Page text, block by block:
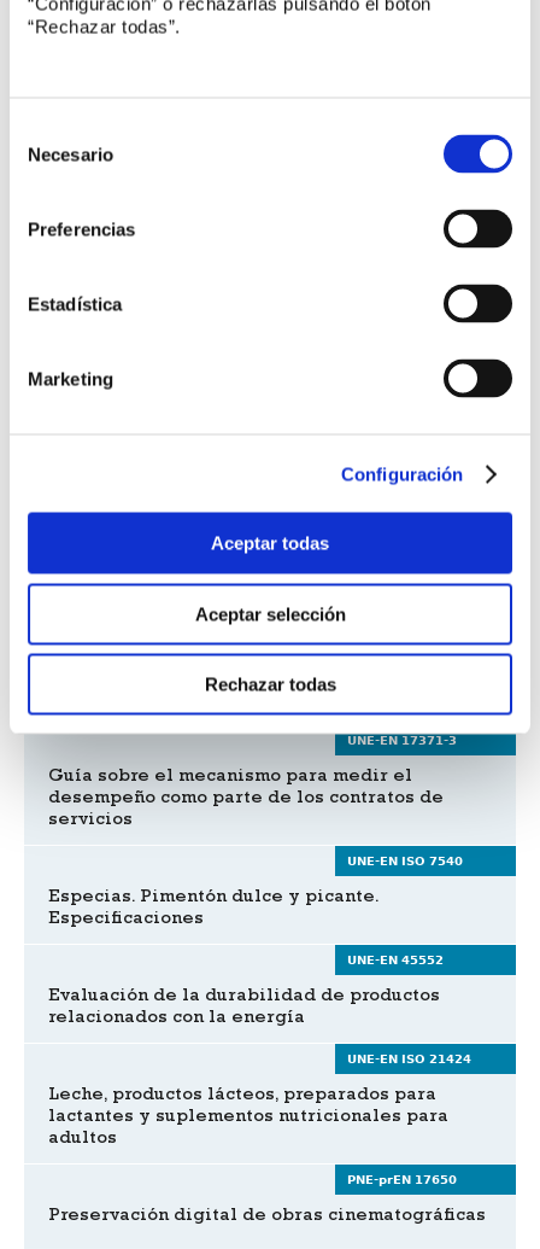
“Rechazar todas”.
Necesario
Preferencias
Estadística
Marketing
Configuración
Aceptar todas
Aceptar selección
Rechazar todas
CTN 71/SC 40 Gestión de servicios y gobierno de
TI
Impulso de los organismos internacionales de
normalización a las ciudades inteligentes
Nuevas normas y proyectos
UNE-EN ISO 17510
Terapia respiratoria de la apnea del sueño.
UNE-EN 17371-3
Guía sobre el mecanismo para medir el
desempeño como parte de los contratos de
servicios
UNE-EN ISO 7540
Especias. Pimentón dulce y picante.
Especificaciones
UNE-EN 45552
Evaluación de la durabilidad de productos
relacionados con la energía
UNE-EN ISO 21424
Leche, productos lácteos, preparados para
lactantes y suplementos nutricionales para
adultos
PNE-prEN 17650
Preservación digital de obras cinematográficas